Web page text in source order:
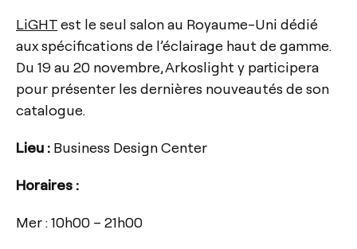
LiGHTest le seul salon au Royaume-Uni dédié
aux spécifications de l’éclairage haut de gamme.
Du 19 au 20 novembre, Arkoslight y participera
pour présenter les dernières nouveautés de son
catalogue.
Lieu : Business Design Center
Horaires :
Mer : 10h00 – 21h00